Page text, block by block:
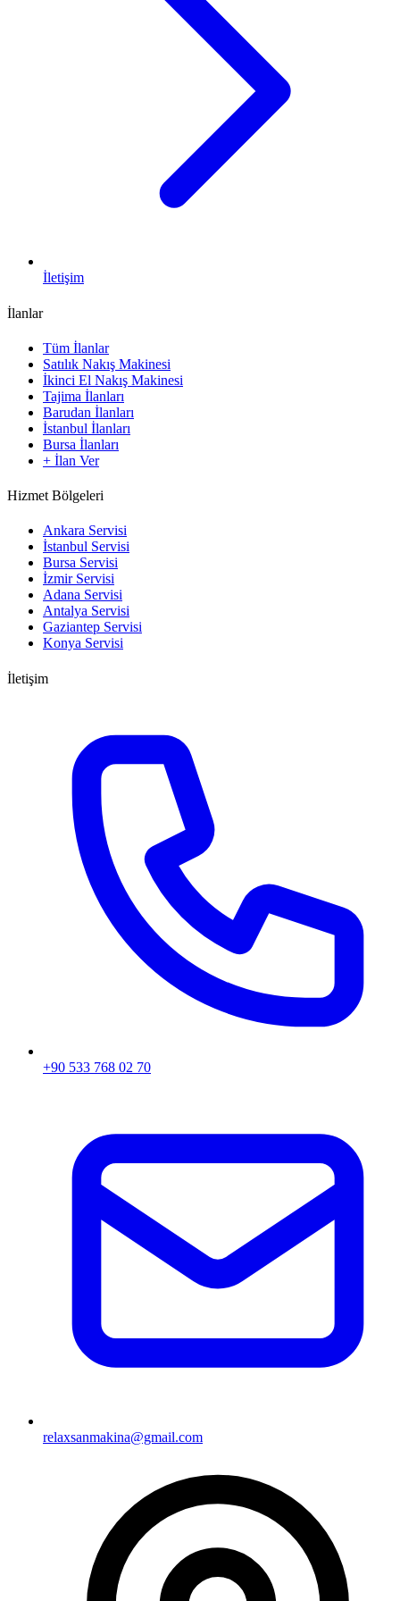
İletişim
İlanlar
Tüm İlanlar
Satılık Nakış Makinesi
İkinci El Nakış Makinesi
Tajima İlanları
Barudan İlanları
İstanbul İlanları
Bursa İlanları
+ İlan Ver
Hizmet Bölgeleri
Ankara Servisi
İstanbul Servisi
Bursa Servisi
İzmir Servisi
Adana Servisi
Antalya Servisi
Gaziantep Servisi
Konya Servisi
İletişim
+90 533 768 02 70
relaxsanmakina@gmail.com